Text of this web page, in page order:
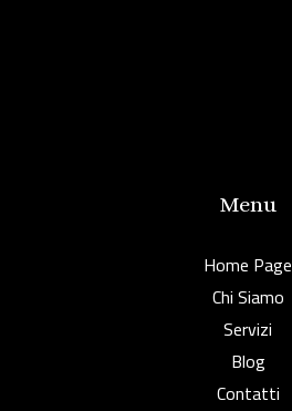
Menu
Home Page
Chi Siamo
Servizi
Blog
Contatti